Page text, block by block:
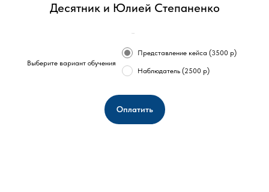
Десятник и Юлией Степаненко
Выберите вариант обучения
Представление кейса (3500 р)
Наблюдатель (2500 р)
Оплатить